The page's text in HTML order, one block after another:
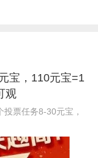
宝，110元宝=1
观
票任务8-30元宝，